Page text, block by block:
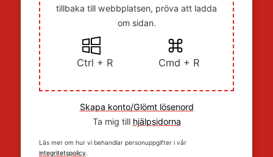
tillbaka till webbplatsen, pröva att ladda
om sidan.
Ctrl + R Cmd + R
Skapa konto/Glömt lösenord
Ta mig till hjälpsidorna
Läs mer om hur vi behandlar personuppgifter i vår
integritetspolicy.